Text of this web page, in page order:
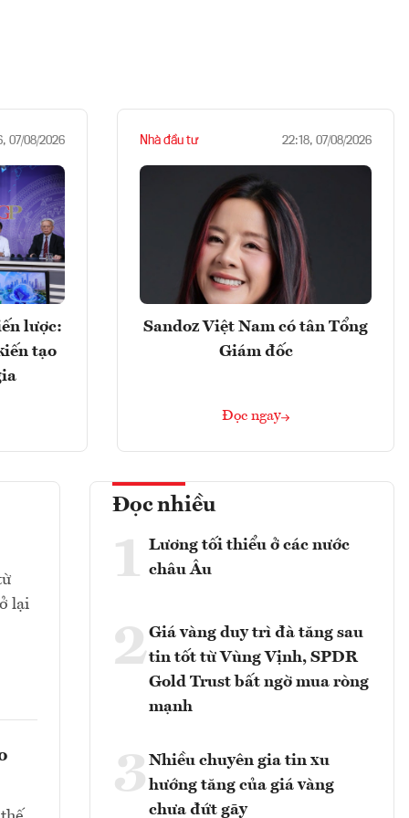
07/08/2026
lược:
tạo
Nhà đầu tư 22:18, 07/08/2026
Sandoz Việt Nam có tân Tổng
Giám đốc
Đọc ngay
lại
Đọc nhiều
1 Lương tối thiểu ở các nước
châu Âu
2Giá vàng duy trì đà tăng sau
tin tốt từ Vùng Vịnh, SPDR
Gold Trust bất ngờ mua ròng
mạnh
3 Nhiều chuyên gia tin xu
hướng tăng của giá vàng
chưa đứt gãy